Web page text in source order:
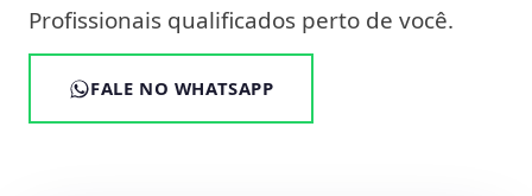
Profissionais qualificados perto de você.
FALE NO WHATSAPP